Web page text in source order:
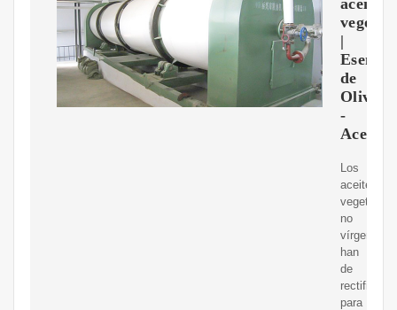
|
Esencia
de
Olivo
-
Aceite
Los
aceites
vegetales
no
vírgenes
han
de
rectificarse
para